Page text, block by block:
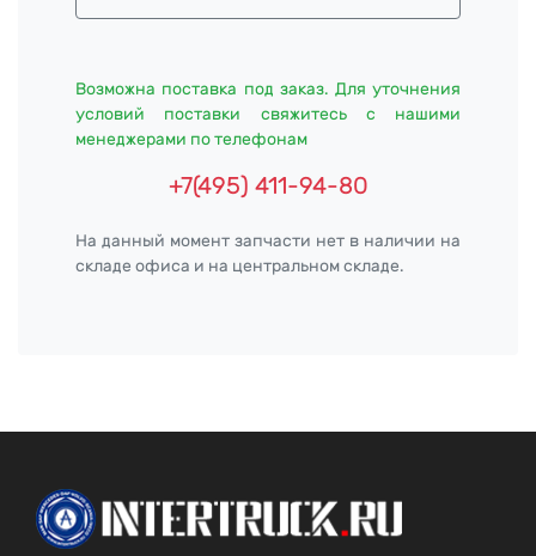
Возможна поставка под заказ. Для уточнения
условий поставки свяжитесь с нашими
менеджерами по телефонам
+7(495) 411-94-80
На данный момент запчасти нет в наличии на
складе офиса и на центральном складе.